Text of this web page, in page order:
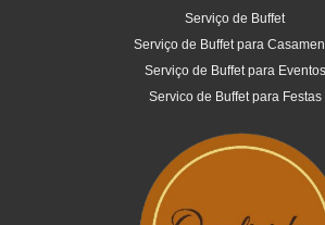
Serviço de Buffet
Serviço de Buffet para
Serviço de Buffet para Eventos
Servico de Buffet para Festas